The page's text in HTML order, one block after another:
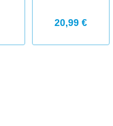
20,99 €